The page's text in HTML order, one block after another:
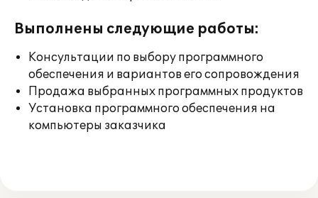
Выполнены следующие работы:
Консультации по выбору программного
обеспечения и вариантов его сопровождения
Продажа выбранных программных продуктов
Установка программного обеспечения на
компьютеры заказчика